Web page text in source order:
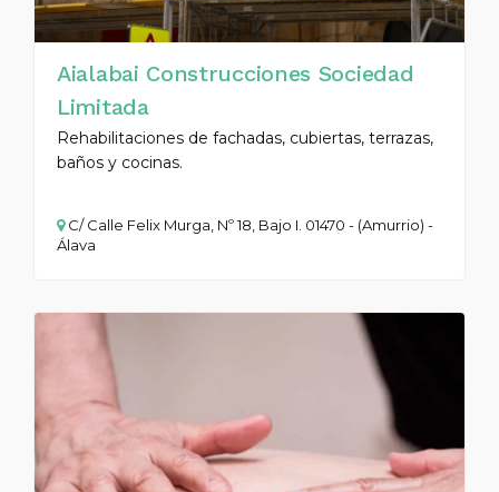
Aialabai Construcciones Sociedad
Limitada
Rehabilitaciones de fachadas, cubiertas, terrazas,
baños y cocinas.
C/ Calle Felix Murga, Nº 18, Bajo I. 01470 - (Amurrio) -
Álava